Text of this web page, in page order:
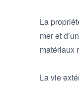
La
mer et
matériaux
La vie